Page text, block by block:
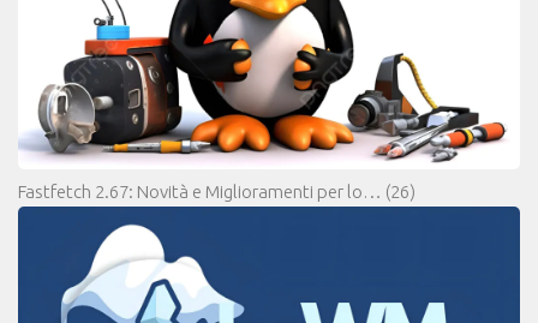
Fastfetch 2.67: Novità e Miglioramenti per lo… (26)